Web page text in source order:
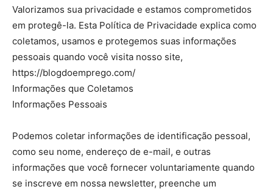
Valorizamos sua privacidade e estamos comprometidos
em protegê-la. Esta Política de Privacidade explica como
coletamos, usamos e protegemos suas informações
pessoais quando você visita nosso site,
https://blogdoemprego.com/
Informações que Coletamos
Informações Pessoais
Podemos coletar informações de identificação pessoal,
como seu nome, endereço de e-mail, e outras
informações que você fornecer voluntariamente quando
se inscreve em nossa newsletter, preenche um